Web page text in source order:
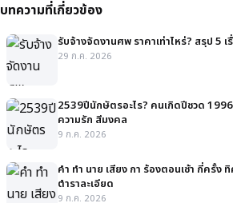
บทความที่เกี่ยวข้อง
รับจ้างจัดงานศพ ราคาเท่าไหร่? สรุป 5
29 ก.ค. 2026
2539ปีนักษัตรอะไร? คนเกิดปีชวด 1996
ความรัก สีมงคล
9 ก.ค. 2026
คํา ทํา นาย เสียง กา ร้องตอนเช้า กี่ครั้ง
ตำราละเอียด
9 ก.ค. 2026